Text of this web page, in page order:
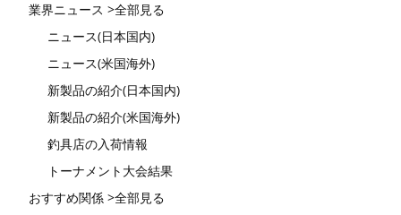
業界ニュース >全部見る
ニュース(日本国内)
ニュース(米国海外)
新製品の紹介(日本国内)
新製品の紹介(米国海外)
釣具店の入荷情報
トーナメント大会結果
おすすめ関係 >全部見る